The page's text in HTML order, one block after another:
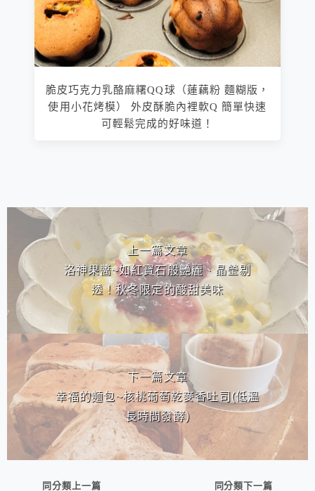
脆皮巧克力乳酪麻糬QQ球（蓮藕粉 麵糊版，
使用小花烤模） 外皮酥脆內裡軟Q 簡單快速
可輕鬆完成的好味道！
相連文章
上一篇文章
洛神果醬~如紅寶石般艷麗、晶瑩剔
透！秋冬限定的酸甜美味
下一篇文章
幸福的麵包~核桃葡萄乾麥香吐司(低溫
長時間發酵)
同分類上一篇 同分類下一篇